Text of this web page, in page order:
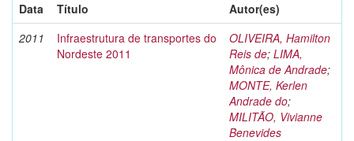
Data
Título
Autor(es)
2011
Infraestrutura de transportes do
Nordeste 2011
OLIVEIRA, Hamilton
Reis de; LIMA,
Mônica de Andrade;
MONTE, Kerlen
Andrade do;
MILITÃO, Vivianne
Benevides